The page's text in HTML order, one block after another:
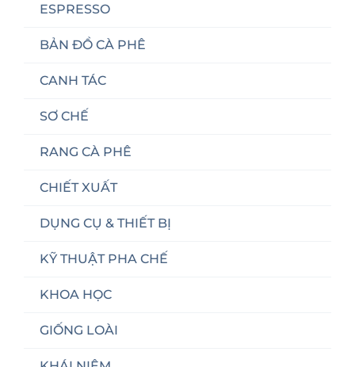
ESPRESSO
BẢN ĐỒ CÀ PHÊ
CANH TÁC
SƠ CHẾ
RANG CÀ PHÊ
CHIẾT XUẤT
DỤNG CỤ & THIẾT BỊ
KỸ THUẬT PHA CHẾ
KHOA HỌC
GIỐNG LOÀI